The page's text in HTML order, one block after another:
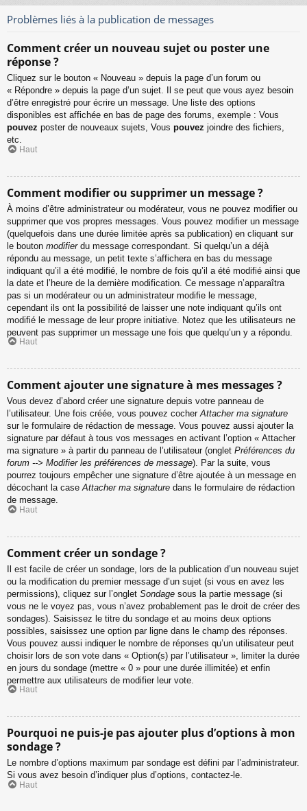
Problèmes liés à la publication de messages
Comment créer un nouveau sujet ou poster une
réponse ?
Cliquez sur le bouton « Nouveau » depuis la page d’un forum ou
« Répondre » depuis la page d’un sujet. Il se peut que vous ayez besoin
d’être enregistré pour écrire un message. Une liste des options
disponibles est affichée en bas de page des forums, exemple : Vous
pouvez poster de nouveaux sujets, Vous pouvez joindre des fichiers,
etc.
Haut
Comment modifier ou supprimer un message ?
À moins d’être administrateur ou modérateur, vous ne pouvez modifier ou
supprimer que vos propres messages. Vous pouvez modifier un message
(quelquefois dans une durée limitée après sa publication) en cliquant sur
le bouton modifierdu message correspondant. Si quelqu’un a déjà
répondu au message, un petit texte s’affichera en bas du message
indiquant qu’il a été modifié, le nombre de fois qu’il a été modifié ainsi que
la date et l’heure de la dernière modification. Ce message n’apparaîtra
pas si un modérateur ou un administrateur modifie le message,
cependant ils ont la possibilité de laisser une note indiquant qu’ils ont
modifié le message de leur propre initiative. Notez que les utilisateurs ne
peuvent pas supprimer un message une fois que quelqu’un y a répondu.
Haut
Comment ajouter une signature à mes messages ?
Vous devez d’abord créer une signature depuis votre panneau de
l’utilisateur. Une fois créée, vous pouvez cocherAttacher ma signature
sur le formulaire de rédaction de message. Vous pouvez aussi ajouter la
signature par défaut à tous vos messages en activant l’option « Attacher
ma signature » à partir du panneau de l’utilisateur (onglet Préférences du
forum --> Modifier les préférences de message). Par la suite, vous
pourrez toujours empêcher une signature d’être ajoutée à un message en
décochant la caseAttacher ma signature dans le formulaire de rédaction
de message.
Haut
Comment créer un sondage ?
Il est facile de créer un sondage, lors de la publication d’un nouveau sujet
ou la modification du premier message d’un sujet (si vous en avez les
permissions), cliquez sur l’onglet Sondage sous la partie message (si
vous ne le voyez pas, vous n’avez probablement pas le droit de créer des
sondages). Saisissez le titre du sondage et au moins deux options
possibles, saisissez une option par ligne dans le champ des réponses.
Vous pouvez aussi indiquer le nombre de réponses qu’un utilisateur peut
choisir lors de son vote dans « Option(s) par l’utilisateur », limiter la durée
en jours du sondage (mettre « 0 » pour une durée illimitée) et enfin
permettre aux utilisateurs de modifier leur vote.
Haut
Pourquoi ne puis-je pas ajouter plus d’options à mon
sondage ?
Le nombre d’options maximum par sondage est défini par l’administrateur.
Si vous avez besoin d’indiquer plus d’options, contactez-le.
Haut